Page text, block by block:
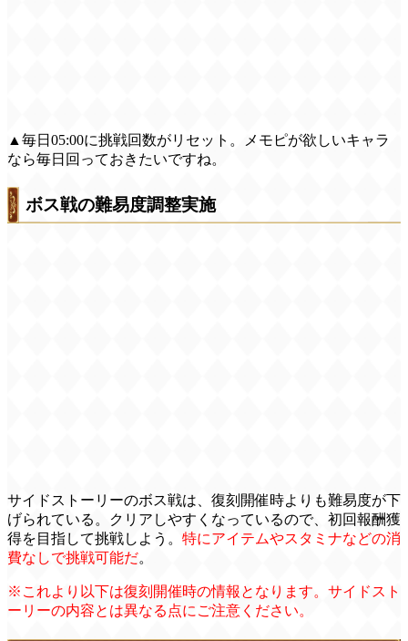
▲毎日05:00に挑戦回数がリセット。メモピが欲しいキャラ
なら毎日回っておきたいですね。
ボス戦の難易度調整実施
サイドストーリーのボス戦は、復刻開催時よりも難易度が下
げられている。クリアしやすくなっているので、初回報酬獲
得を目指して挑戦しよう。 特にアイテムやスタミナなどの消
費なしで挑戦可能だ。
※これより以下は復刻開催時の情報となります。サイドスト
ーリーの内容とは異なる点にご注意ください。